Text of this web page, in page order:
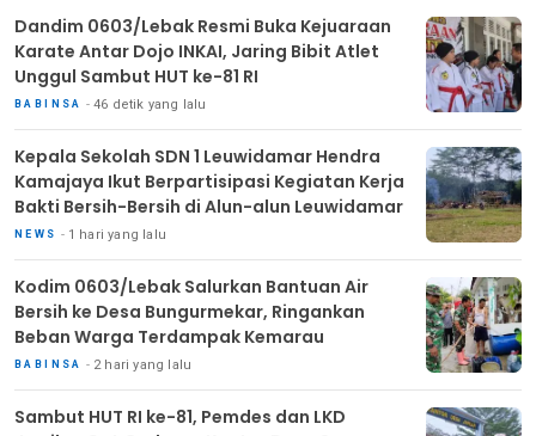
Dandim 0603/Lebak Resmi Buka Kejuaraan
Karate Antar Dojo INKAI, Jaring Bibit Atlet
Unggul Sambut HUT ke-81 RI
BABINSA 46 detik yang lalu
Kepala Sekolah SDN 1 Leuwidamar Hendra
Kamajaya Ikut Berpartisipasi Kegiatan Kerja
Bakti Bersih-Bersih di Alun-alun Leuwidamar
NEWS 1 hari yang lalu
Kodim 0603/Lebak Salurkan Bantuan Air
Bersih ke Desa Bungurmekar, Ringankan
Beban Warga Terdampak Kemarau
BABINSA 2 hari yang lalu
Sambut HUT RI ke-81, Pemdes dan LKD